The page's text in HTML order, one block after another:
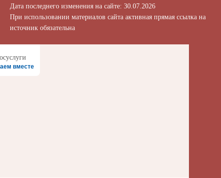
Дата последнего изменения на сайте: 30.07.2026
При использовании материалов сайта активная прямая ссылка на
источник обязательна
вместе